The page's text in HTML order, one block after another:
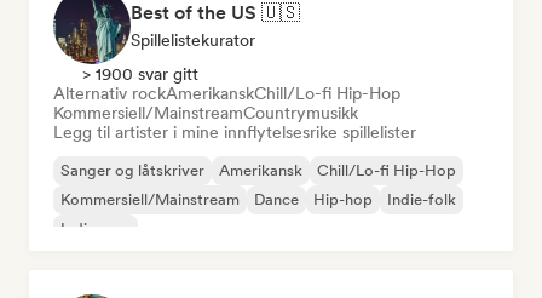
Best of the US 🇺🇸
Spillelistekurator
> 1900 svar gitt
Alternativ rockAmerikanskChill/Lo-fi Hip-Hop
Kommersiell/MainstreamCountrymusikk
Legg til artister i mine innflytelsesrike spillelister
Sanger og låtskriver Amerikansk
Chill/Lo-fi Hip-Hop
Kommersiell/Mainstream
Dance Hip-hop
Indie-folk
Indie-pop